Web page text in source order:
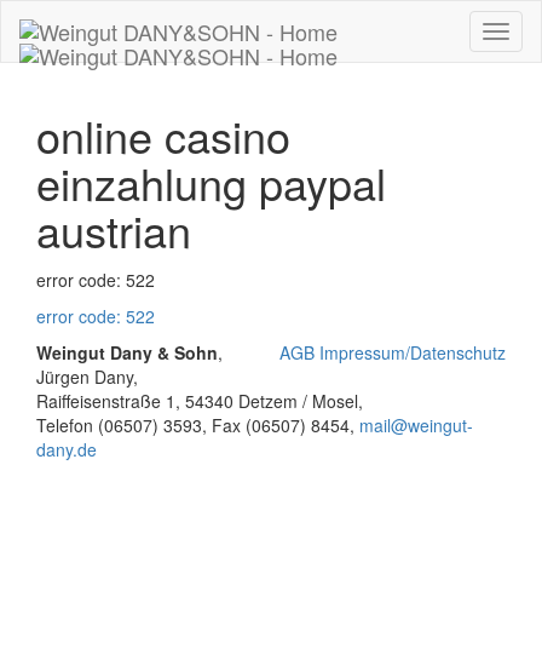
online casino
einzahlung paypal
austrian
error code: 522
error code: 522
AGB Impressum/Datenschutz
Weingut Dany & Sohn,
Jürgen Dany,
Raiffeisenstraße 1, 54340 Detzem / Mosel,
Telefon (06507) 3593, Fax (06507) 8454, mail@weingut-
dany.de